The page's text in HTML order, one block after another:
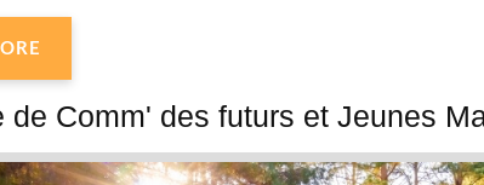
de Comm' des futurs et Jeunes